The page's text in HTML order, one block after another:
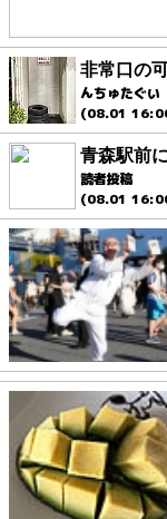
非常口の
んちゅたぐい
(08.01
青森駅前
読者投稿
(08.01